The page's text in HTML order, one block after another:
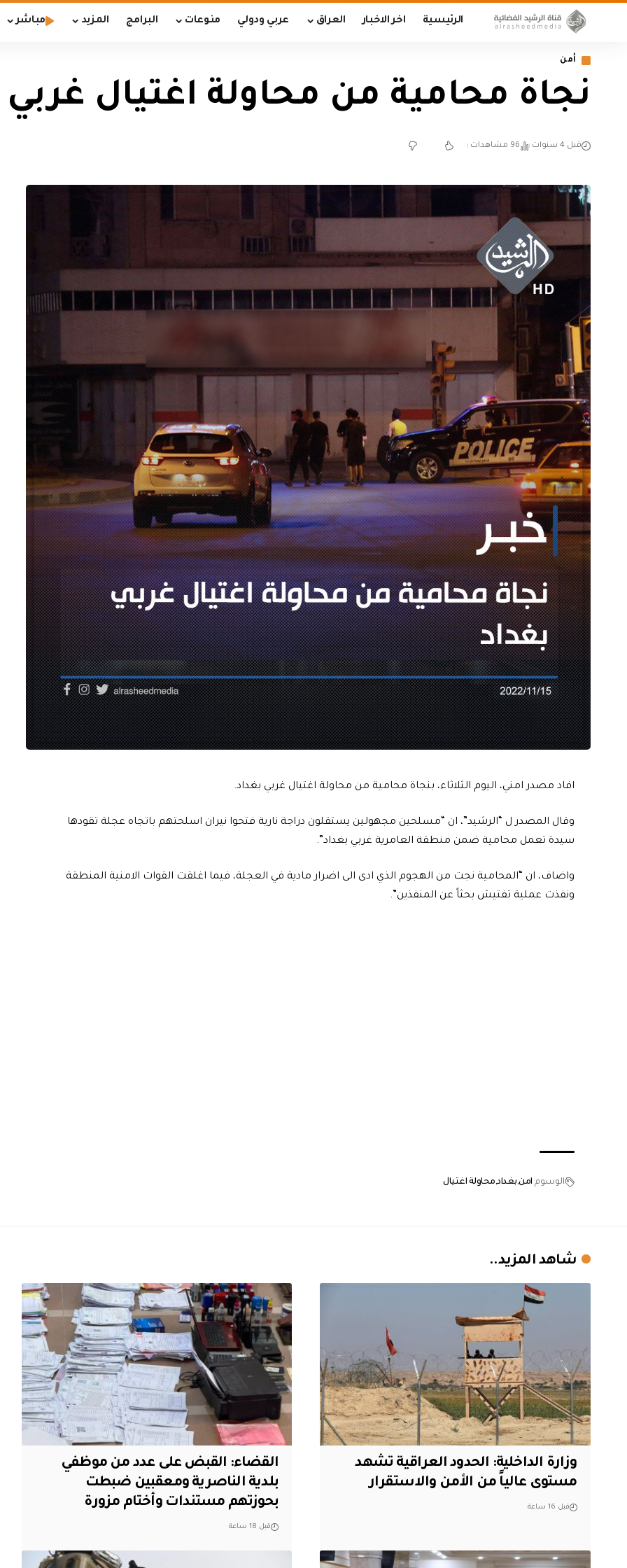
الرئيسية اخر الاخبار العراق عربي ودولي منوعات البرامج المزيد مباشر
أمن
نجاة محامية من محاولة اغتيال غربي
قبل 4 سنوات 96 مشاهدات
افاد مصدر امني، اليوم الثلاثاء، بنجاة محامية من محاولة اغتيال غربي بغداد.
وقال المصدر ل “الرشيد”، ان “مسلحين مجهولين يستقلون دراجة نارية فتحوا نيران اسلحتهم باتجاه عجلة تقودها
سيدة تعمل محامية ضمن منطقة العامرية غربي بغداد”.
واضاف، ان “المحامية نجت من الهجوم الذي ادى الى اضرار مادية في العجلة، فيما اغلقت القوات الامنية المنطقة
ونفذت عملية تفتيش بحثاً عن المنفذين”.
الوسوم امن بغداد محاولة اغتيال
شاهد المزيد..
وزارة الداخلية: الحدود العراقية تشهد
مستوى عالياً من الأمن والاستقرار
قبل 16 ساعة
القضاء: القبض على عدد من موظفي
بلدية الناصرية ومعقبين ضبطت
بحوزتهم مستندات وأختام مزورة
قبل 18 ساعة